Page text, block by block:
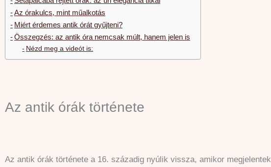
Az órakulcs, mint műalkotás
Miért érdemes antik órát gyűjteni?
Összegzés: az antik óra nemcsak múlt, hanem jelen is
Nézd meg a videót is:
Az antik órák története
Az antik órák története a 16. századig nyúlik vissza, amikor megjelentek